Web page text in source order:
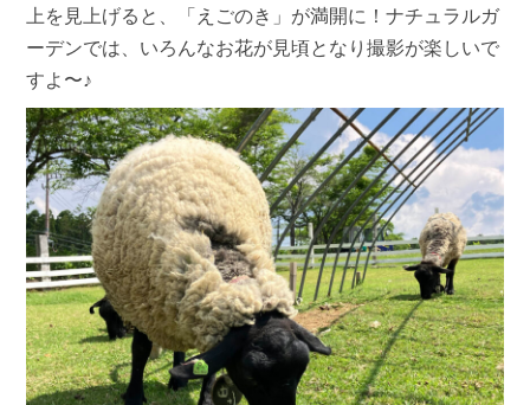
上を見上げると、「えごのき」が満開に！ナチュラルガ
ーデンでは、いろんなお花が見頃となり撮影が楽しいで
すよ〜♪